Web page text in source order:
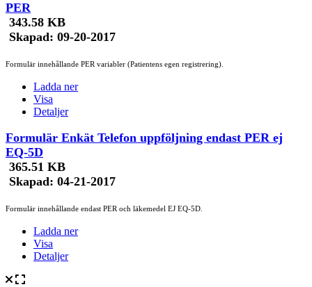
PER
343.58 KB
Skapad: 09-20-2017
Formulär innehållande PER variabler (Patientens egen registrering).
Ladda ner
Visa
Detaljer
Formulär Enkät Telefon uppföljning endast PER ej
EQ-5D
365.51 KB
Skapad: 04-21-2017
Formulär innehållande endast PER och läkemedel EJ EQ-5D.
Ladda ner
Visa
Detaljer